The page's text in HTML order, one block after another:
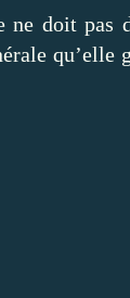
ne doit
qu’elle